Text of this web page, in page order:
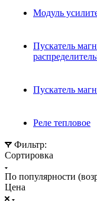
Модуль
Пускатель
Пускатель
Реле тепловое
Фильтр:
Сортировка
По популярности
Цена